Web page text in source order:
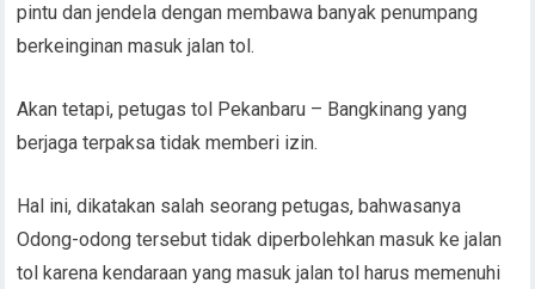
pintu dan jendela dengan membawa banyak penumpang
berkeinginan masuk jalan tol.
Akan tetapi, petugas tol Pekanbaru – Bangkinang yang
berjaga terpaksa tidak memberi izin.
Hal ini, dikatakan salah seorang petugas, bahwasanya
Odong-odong tersebut tidak diperbolehkan masuk ke jalan
tol karena kendaraan yang masuk jalan tol harus memenuhi